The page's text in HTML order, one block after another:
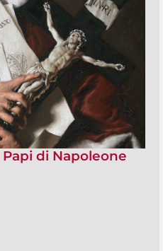
di Napoleone